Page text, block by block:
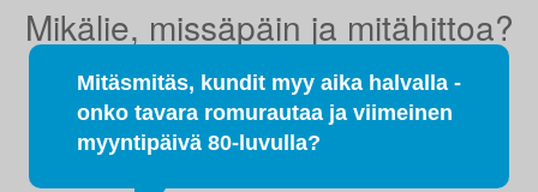
Mikälie, missäpäin ja mitähittoa?
Mitäsmitäs, kundit myy aika halvalla -
onko tavara romurautaa ja viimeinen
myyntipäivä 80-luvulla?